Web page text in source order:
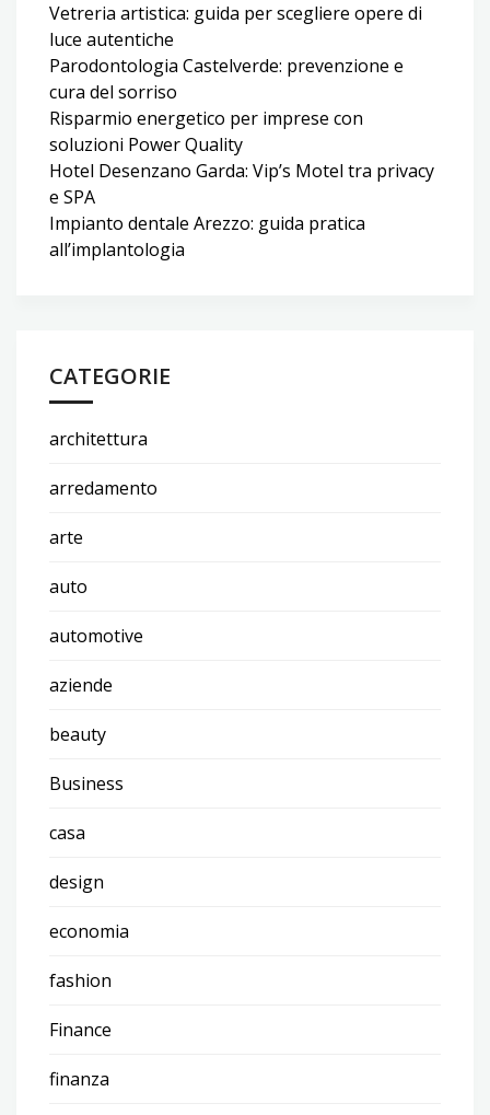
Vetreria artistica: guida per scegliere opere di
luce autentiche
Parodontologia Castelverde: prevenzione e
cura del sorriso
Risparmio energetico per imprese con
soluzioni Power Quality
Hotel Desenzano Garda: Vip’s Motel tra privacy
e SPA
Impianto dentale Arezzo: guida pratica
all’implantologia
CATEGORIE
architettura
arredamento
arte
auto
automotive
aziende
beauty
Business
casa
design
economia
fashion
Finance
finanza